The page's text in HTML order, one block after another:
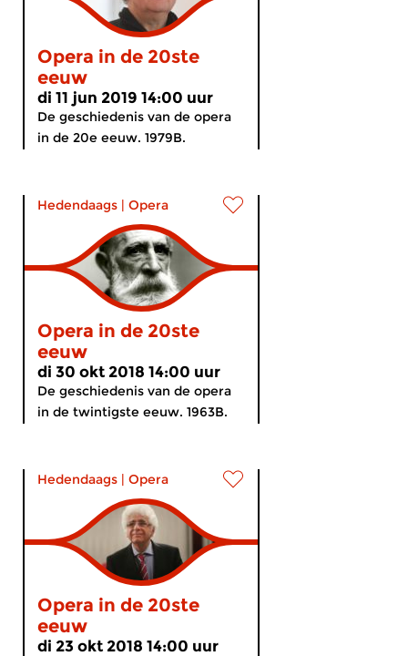
Opera in de 20ste
eeuw
di 11 jun 2019 14:00 uur
De geschiedenis van de opera
in de 20e eeuw. 1979B.
Hedendaags | Opera
Opera in de 20ste
eeuw
di 30 okt 2018 14:00 uur
De geschiedenis van de opera
in de twintigste eeuw. 1963B.
Hedendaags | Opera
Opera in de 20ste
eeuw
di 23 okt 2018 14:00 uur